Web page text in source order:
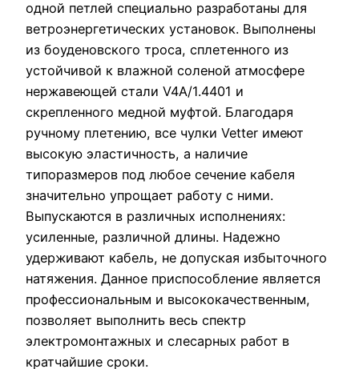
одной петлей специально разработаны для
ветроэнергетических установок. Выполнены
из боуденовского троса, сплетенного из
устойчивой к влажной соленой атмосфере
нержавеющей стали V4A/1.4401 и
скрепленного медной муфтой. Благодаря
ручному плетению, все чулки Vetter имеют
высокую эластичность, а наличие
типоразмеров под любое сечение кабеля
значительно упрощает работу с ними.
Выпускаются в различных исполнениях:
усиленные, различной длины. Надежно
удерживают кабель, не допуская избыточного
натяжения. Данное приспособление является
профессиональным и высококачественным,
позволяет выполнить весь спектр
электромонтажных и слесарных работ в
кратчайшие сроки.